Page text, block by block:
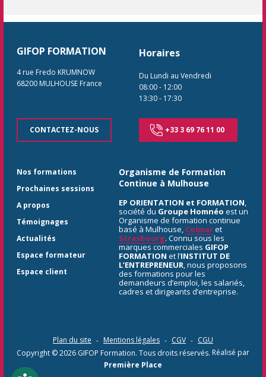
GIFOP FORMATION
4 rue Fredo KRUMNOW
68200 MULHOUSE France
CONTACTEZ-NOUS
Horaires
Du Lundi au Vendredi
08:00- 12:00
13:30- 17:30
+33 3 69 76 11 00
Nos formations
Prochaines sessions
A propos
Témoignages
Actualités
Espace formateur
Espace client
Organisme de Formation
Continue à Mulhouse
EP ORIENTATION et FORMATION,
société du Groupe Homnéo est un
Organisme de formation continue
basé à Mulhouse, Colmaret
Strasbourg. Connu sous les
marques commerciales GIFOP
FORMATION et l’INSTITUT DE
L’ENTREPRENEUR, nous proposons
des formations pour les
demandeurs d’emploi, les salariés,
cadres et dirigeants d’entreprise.
Plan du site Mentions légales CGV
CGU
Copyright © 2026 GIFOP Formation. Tous droits réservés. Réalisé par
Première Place